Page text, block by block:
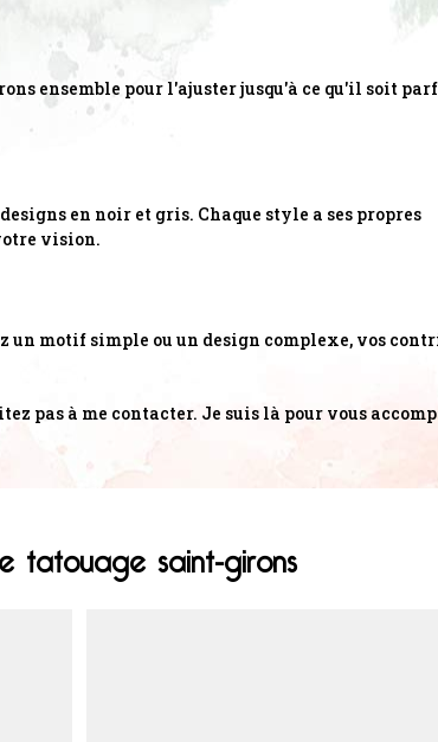
ensemble pour l'ajuster jusqu'à ce qu'il soit
en noir et gris. Chaque style a ses propres
vision.
un motif simple ou un design complexe, vos
pas à me contacter. Je suis là pour vous
tatouage saint-girons